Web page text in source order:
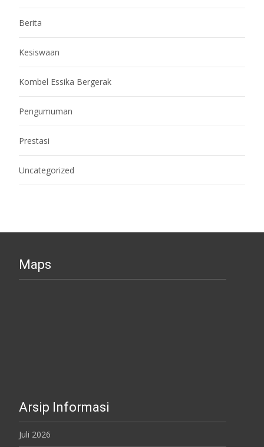
Berita
Kesiswaan
Kombel Essika Bergerak
Pengumuman
Prestasi
Uncategorized
Maps
Arsip Informasi
Juli 2026